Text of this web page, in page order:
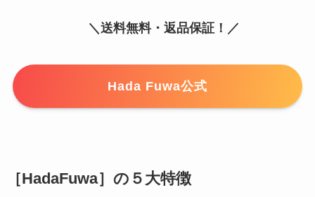
＼送料無料・返品保証！／
Hada Fuwa公式
［HadaFuwa］の５大特徴